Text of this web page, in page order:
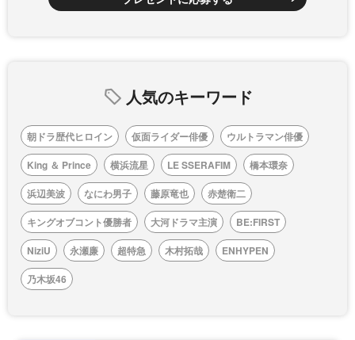
人気のキーワード
朝ドラ歴代ヒロイン 仮面ライダー俳優
ウルトラマン俳優
King ＆ Prince
横浜流星 LE SSERAFIM
橋本環奈
浜辺美波
なにわ男子 藤原竜也
赤楚衛二
キングオブコント優勝者
大河ドラマ主演
BE:FIRST
NiziU
永瀬廉 超特急 木村拓哉
ENHYPEN
乃木坂46